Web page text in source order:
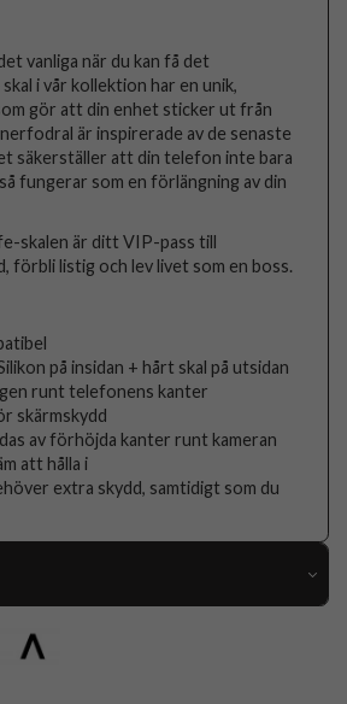
vanliga när du kan få det
i vår kollektion har en unik,
gör att din enhet sticker ut från
är inspirerade av de senaste
säkerställer att din telefon inte bara
fungerar som en förlängning av din
skalen är ditt VIP-pass till
förbli listig och lev livet som en boss.
på insidan + hårt skal på utsidan
runt telefonens kanter
skärmskydd
av förhöjda kanter runt kameran
att hålla i
extra skydd, samtidigt som du